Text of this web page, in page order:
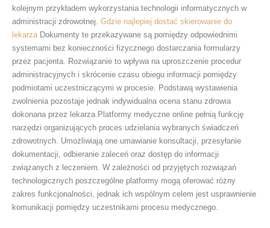
kolejnym przykładem wykorzystania technologii informatycznych w
administracji zdrowotnej. Gdzie najlepiej dostać skierowanie do
lekarza Dokumenty te przekazywane są pomiędzy odpowiednimi
systemami bez konieczności fizycznego dostarczania formularzy
przez pacjenta. Rozwiązanie to wpływa na uproszczenie procedur
administracyjnych i skrócenie czasu obiegu informacji pomiędzy
podmiotami uczestniczącymi w procesie. Podstawą wystawienia
zwolnienia pozostaje jednak indywidualna ocena stanu zdrowia
dokonana przez lekarza.Platformy medyczne online pełnią funkcję
narzędzi organizujących proces udzielania wybranych świadczeń
zdrowotnych. Umożliwiają one umawianie konsultacji, przesyłanie
dokumentacji, odbieranie zaleceń oraz dostęp do informacji
związanych z leczeniem. W zależności od przyjętych rozwiązań
technologicznych poszczególne platformy mogą oferować różny
zakres funkcjonalności, jednak ich wspólnym celem jest usprawnienie
komunikacji pomiędzy uczestnikami procesu medycznego.